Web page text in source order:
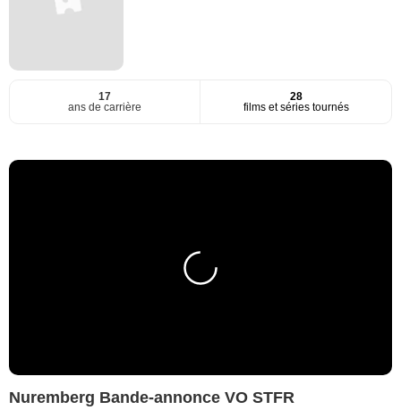
17
ans de carrière
28
films et séries tournés
Nuremberg Bande-annonce VO STFR